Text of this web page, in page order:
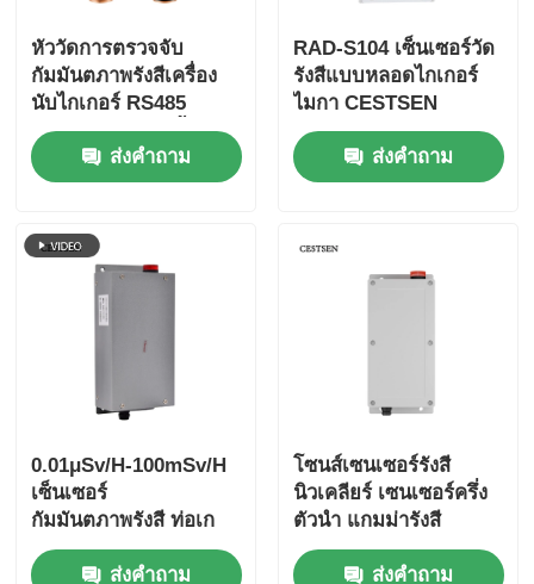
เครื่องนับอนุภาคฝุ่น
เซ็นเซอร์สสารอนุภาค
อุปกรณ์ติดตามคุณภาพอากาศ
ระบบติดตามคุณภาพอากาศภายนอก
เครื่องตรวจจับไอออนลบ
เครื่องตรวจจับโอโซน
ชุดเครื่องมืออัลตราโซนิก Taiwan Huibo
หัววัดการตรวจจับ
กัมมันตภาพรังสีเครื่อง
นับไกเกอร์ RS485
Modbus สำหรับน้ำ รุ่น
RAD-S201ส่งคำถาม
RAD-S104 เซ็นเซอร์วัด
รังสีแบบหลอดไกเกอร์
ไมกา CESTSEN
สัญญาณเตือนภัยรังสี
นิวเคลียร์ ส่งคำถาม
0.01μSv/H-100mSv/H
เซ็นเซอร์
กัมมันตภาพรังสี ท่อเก
เกอร์โลหะ รังสีแกมมา
รังสีเอกซ์ ส่งคำถาม
โซนส์เซนเซอร์รังสี
นิวเคลียร์ เซนเซอร์ครึ่ง
ตัวนํา แกมม่ารังสี
ส่งคำถาม